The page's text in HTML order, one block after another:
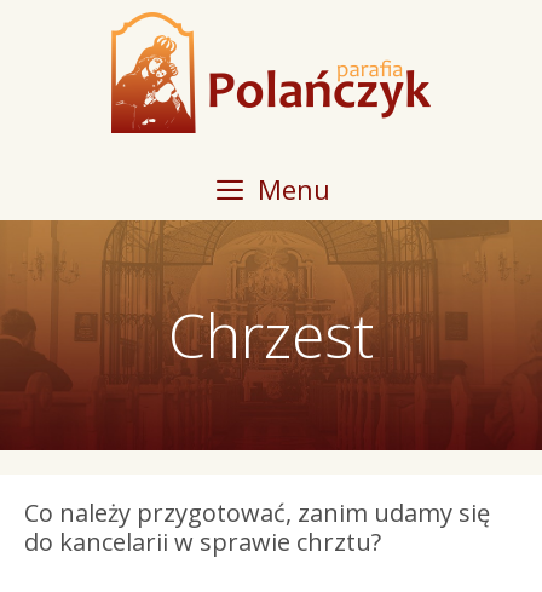
Menu
Chrzest
Co należy przygotować, zanim udamy się
do kancelarii w sprawie chrztu?